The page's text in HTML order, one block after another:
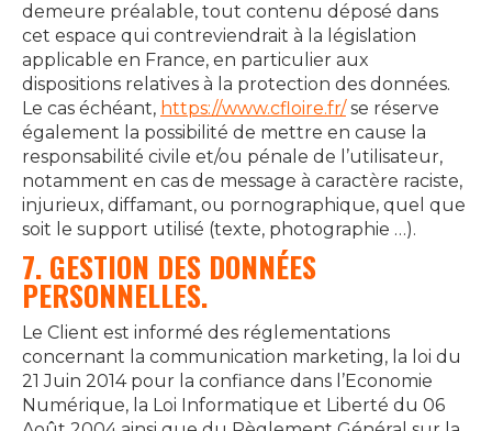
demeure préalable, tout contenu déposé dans
cet espace qui contreviendrait à la législation
applicable en France, en particulier aux
dispositions relatives à la protection des données.
Le cas échéant, https://www.cfloire.fr/se réserve
également la possibilité de mettre en cause la
responsabilité civile et/ou pénale de l’utilisateur,
notamment en cas de message à caractère raciste,
injurieux, diffamant, ou pornographique, quel que
soit le support utilisé (texte, photographie …).
7. GESTION DES DONNÉES
PERSONNELLES.
Le Client est informé des réglementations
concernant la communication marketing, la loi du
21 Juin 2014 pour la confiance dans l’Economie
Numérique, la Loi Informatique et Liberté du 06